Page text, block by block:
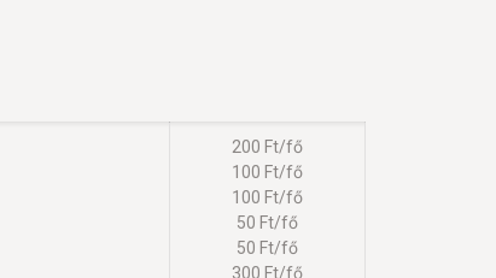
200 Ft/fő
100 Ft/fő
100 Ft/fő
50 Ft/fő
50 Ft/fő
300 Ft/fő